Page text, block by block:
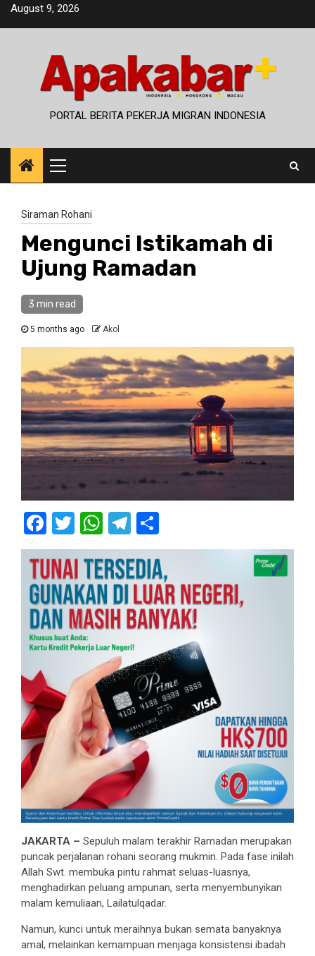
SkipAugust 9, 2026
PORTAL BERITA PEKERJA MIGRAN INDONESIA
Primary
Menu
Siraman Rohani
Mengunci Istikamah di
Ujung Ramadan
3 min read
5 months ago Akol
Facebook
Twitter
WhatsApp
Telegram
JAKARTA – Sepuluh malam terakhir Ramadan merupakan
puncak perjalanan rohani seorang mukmin. Pada fase inilah
Allah Swt. membuka pintu rahmat seluas-luasnya,
menghadirkan peluang ampunan, serta menyembunyikan
malam kemuliaan, Lailatulqadar.
Namun, kunci untuk meraihnya bukan semata banyaknya
amal, melainkan kemampuan menjaga konsistensi ibadah